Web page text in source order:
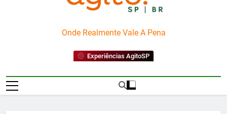
AgitoSP
Onde Realmente Vale A Pena
Experiências AgitoSP